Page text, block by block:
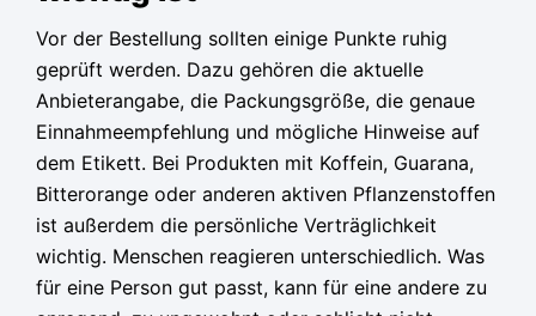
Vor der Bestellung sollten einige Punkte ruhig
geprüft werden. Dazu gehören die aktuelle
Anbieterangabe, die Packungsgröße, die genaue
Einnahmeempfehlung und mögliche Hinweise auf
dem Etikett. Bei Produkten mit Koffein, Guarana,
Bitterorange oder anderen aktiven Pflanzenstoffen
ist außerdem die persönliche Verträglichkeit
wichtig. Menschen reagieren unterschiedlich. Was
für eine Person gut passt, kann für eine andere zu